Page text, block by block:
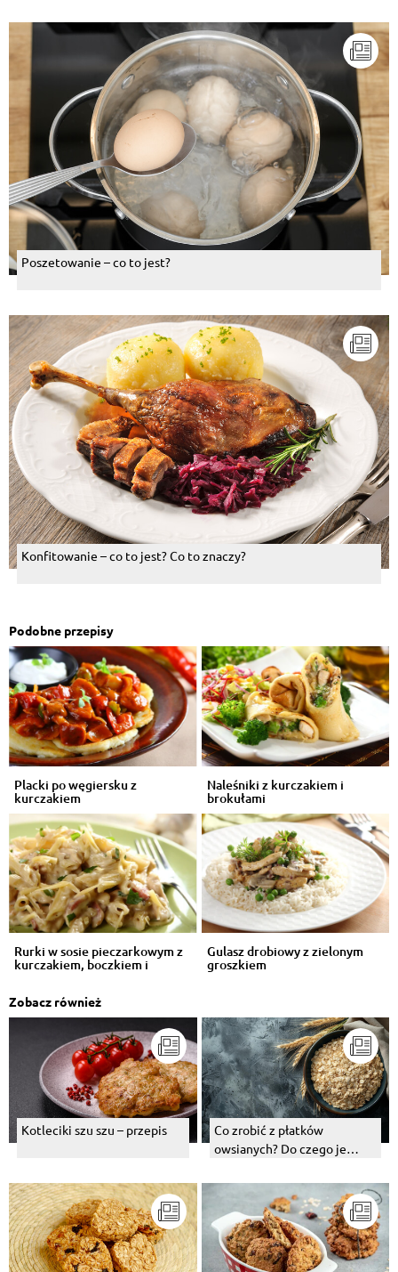
Poszetowanie – co to jest?
Konfitowanie – co to jest? Co to znaczy?
Podobne przepisy
Placki po węgiersku z
kurczakiem
Naleśniki z kurczakiem i
brokułami
Rurki w sosie pieczarkowym z
kurczakiem, boczkiem i
Gulasz drobiowy z zielonym
groszkiem
Zobacz również
Kotleciki szu szu – przepis
Co zrobić z płatków
owsianych? Do czego je